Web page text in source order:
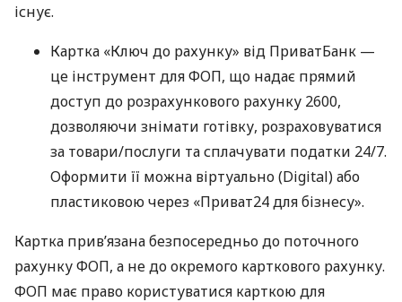
існує.
Картка «Ключ до рахунку» від ПриватБанк —
це інструмент для ФОП, що надає прямий
доступ до розрахункового рахунку 2600,
дозволяючи знімати готівку, розраховуватися
за товари/послуги та сплачувати податки 24/7.
Оформити її можна віртуально (Digital) або
пластиковою через «Приват24 для бізнесу».
Картка прив’язана безпосередньо до поточного
рахунку ФОП, а не до окремого карткового рахунку.
ФОП має право користуватися карткою для